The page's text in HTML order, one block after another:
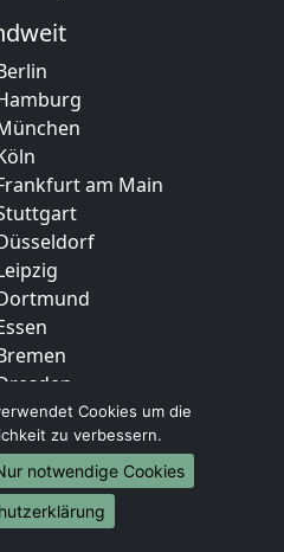
am Main
Cookies um die
zu verbessern.
notwendige Cookies